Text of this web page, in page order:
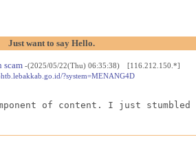
Just want to say Hello.
scam -(2025/05/22(Thu) 06:35:38) [116.212.150.*]
?system=MENANG4D
of content. I just